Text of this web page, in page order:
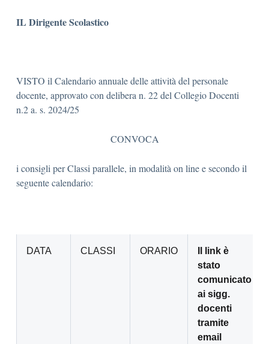
IL Dirigente Scolastico
VISTO il Calendario annuale delle attività del personale
docente, approvato con delibera n. 22 del Collegio Docenti
n.2 a. s. 2024/25
CONVOCA
i consigli per Classi parallele, in modalità on line e secondo il
seguente calendario:
DATA CLASSI ORARIO
Il link è
stato
comunicato
ai sigg.
docenti
tramite
email